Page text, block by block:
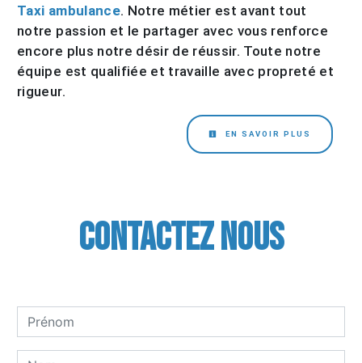
Taxi ambulance. Notre métier est avant tout
notre passion et le partager avec vous renforce
encore plus notre désir de réussir. Toute notre
équipe est qualifiée et travaille avec propreté et
rigueur.
EN SAVOIR PLUS
Contactez nous